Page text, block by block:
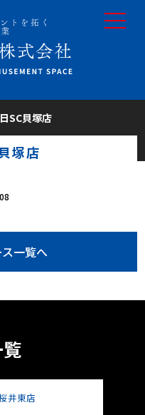
toggle
SC貝塚店
塚店
一覧へ
井東店